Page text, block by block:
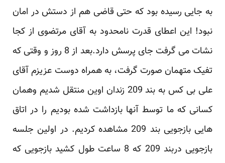
به جایی رسیده بود که حتی قاضی هم از دستش در امان
نبود! این اعطای قدرت نامحدود به آقای مرتضوی از کجا
نشات می گرفت جای پرسش دارد.بعد از 8 روز و وقتی که
تفیک متهمان صورت گرفت، به همراه دوست عزیزم آقای
علی بی کس به بند 209 زندان اوین منتقل شدیم وهمان
کسانی که ما توسط آنها بازداشت شده بودیم را در اتاق
هایی بازجویی بند 209 مشاهده کردیم. در اولین جلسه
بازجویی دربند 209 که 8 ساعت طول کشید بازجویی که